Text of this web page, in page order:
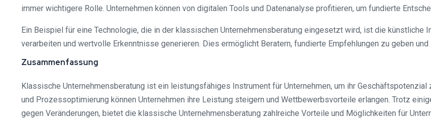
immer wichtigere Rolle. Unternehmen können von digitalen Tools und Datenanalyse profitieren, um fundierte
Ein Beispiel für eine Technologie, die in der klassischen Unternehmensberatung eingesetzt wird, ist die künstliche
verarbeiten und wertvolle Erkenntnisse generieren. Dies ermöglicht Beratern, fundierte Empfehlungen zu geben
Zusammenfassung
Klassische Unternehmensberatung ist ein leistungsfähiges Instrument für Unternehmen, um ihr
und Prozessoptimierung können Unternehmen ihre Leistung steigern und Wettbewerbsvorteile erlangen. Trotz
gegen Veränderungen, bietet die klassische Unternehmensberatung zahlreiche Vorteile und Möglichkeiten für